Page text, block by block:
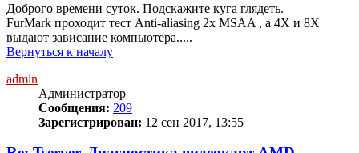
Доброго времени суток. Подскажите куга глядеть.
FurMark проходит тест Anti-aliasing 2x MSAA , а 4Х и 8Х
выдают зависание компьютера.....
Вернуться к началу
admin
Администратор
Сообщения: 209
Зарегистрирован: 12 сен 2017, 13:55